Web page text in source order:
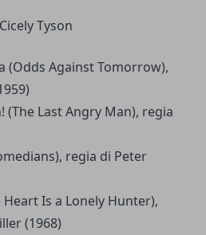
Tyson
(Odds Against Tomorrow),
Last Angry Man), regia
regia di Peter
Is a Lonely Hunter),
(1968)